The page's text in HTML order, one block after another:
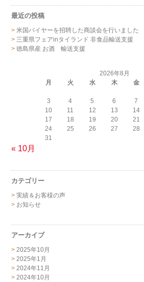
最近の投稿
米国バイヤーを招聘した商談会を行いました
三重県フェアinタイランド 非食品輸送支援
徳島県産 お酒 輸送支援
2026年8月
月
火 水 木 金
3
4 5 6 7
10
11 12 13 14
17
18 19 20 21
24
25 26 27 28
31
« 10月
カテゴリー
実績＆お客様の声
お知らせ
アーカイブ
2025年10月
2025年1月
2024年11月
2024年10月